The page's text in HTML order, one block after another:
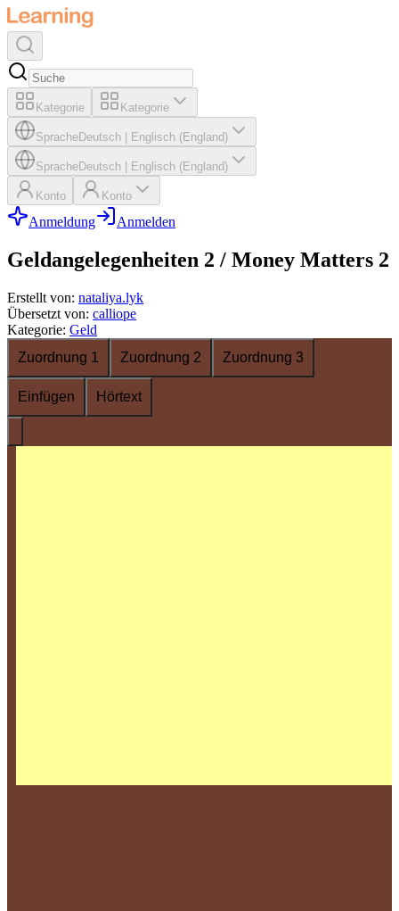
Kategorie Kategorie
SpracheDeutsch Englisch (England)
SpracheDeutsch Englisch (England)
Konto Konto
Anmeldung Anmelden
Geldangelegenheiten 2 / Money Matters 2
Erstellt von: nataliya.lyk
Übersetzt von: calliope
Kategorie: Geld
Zuordnung 1
Zuordnung 2 Zuordnung 3
Einfügen Hörtext